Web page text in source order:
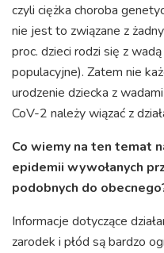
czyli ciężka choroba
nie jest to związane z
proc. dzieci rodzi się z
populacyjne). Zatem nie
urodzenie dziecka z
CoV-2 należy wiązać z
Co wiemy na ten temat
epidemii wywołanych
podobnych do
Informacje dotyczące
zarodek i płód są bardzo